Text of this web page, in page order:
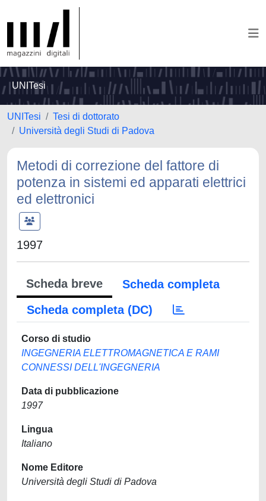
UNITesi
UNITesi
Tesi di dottorato
Università degli Studi di Padova
Metodi di correzione del fattore di
potenza in sistemi ed apparati elettrici
ed elettronici
1997
Scheda breve
Scheda completa
Scheda completa (DC)
Corso di studio
INGEGNERIA ELETTROMAGNETICA E RAMI
CONNESSI DELL'INGEGNERIA
Data di pubblicazione
1997
Lingua
Italiano
Nome Editore
Università degli Studi di Padova